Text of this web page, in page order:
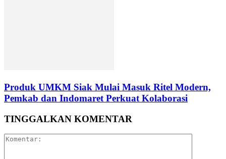
Produk UMKM Siak Mulai Masuk Ritel Modern,
Pemkab dan Indomaret Perkuat Kolaborasi
TINGGALKAN KOMENTAR